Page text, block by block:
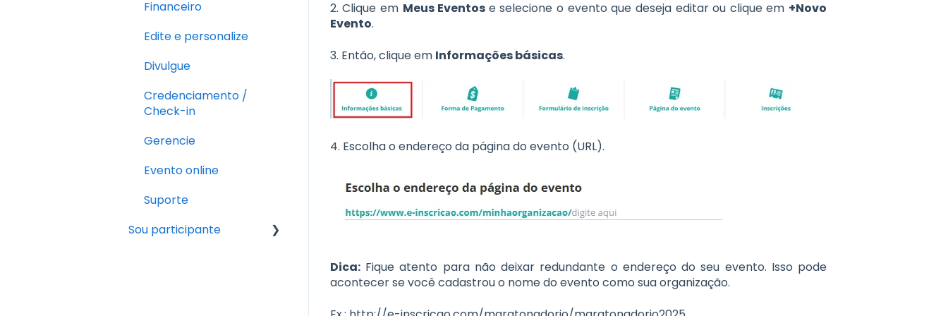
2. Clique em Meus Eventos e selecione o evento que deseja editar ou clique em +Novo
Evento.
3. Então, clique em Informações básicas.
4. Escolha o endereço da página do evento (URL).
Dica:Fique atento para não deixar redundante o endereço do seu evento. Isso pode
acontecer se você cadastrou o nome do evento como sua organização.
Financeiro
Edite e personalize
Divulgue
Credenciamento /
Check-in
Gerencie
Evento online
Suporte
Sou participante